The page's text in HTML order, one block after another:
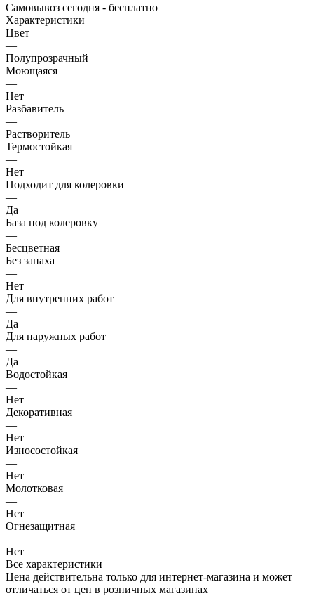
Самовывоз сегодня - бесплатно
Характеристики
Цвет
—
Полупрозрачный
Моющаяся
—
Нет
Разбавитель
—
Растворитель
Термостойкая
—
Нет
Подходит для колеровки
—
Да
База под колеровку
—
Бесцветная
Без запаха
—
Нет
Для внутренних работ
—
Да
Для наружных работ
—
Да
Водостойкая
—
Нет
Декоративная
—
Нет
Износостойкая
—
Нет
Молотковая
—
Нет
Огнезащитная
—
Нет
Все характеристики
Цена действительна только для интернет-магазина и может
отличаться от цен в розничных магазинах